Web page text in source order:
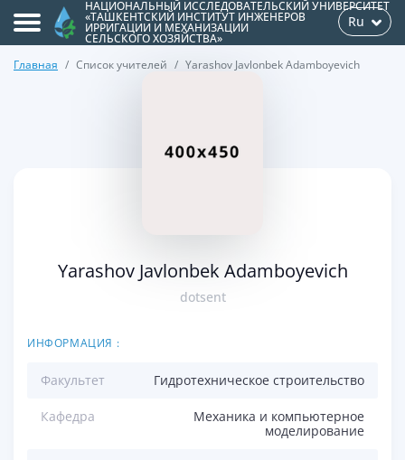
НАЦИОНАЛЬНЫЙ ИССЛЕДОВАТЕЛЬСКИЙ УНИВЕРСИТЕТ
«ТАШКЕНТСКИЙ ИНСТИТУТ ИНЖЕНЕРОВ
ИРРИГАЦИИ И МЕХАНИЗАЦИИ
СЕЛЬСКОГО ХОЗЯЙСТВА»
Ru
Главная Список учителей Yarashov Javlonbek Adamboyevich
Yarashov Javlonbek Adamboyevich
dotsent
ИНФОРМАЦИЯ :
Факультет Гидротехническое строительство
Кафедра
Механика и компьютерное
моделирование